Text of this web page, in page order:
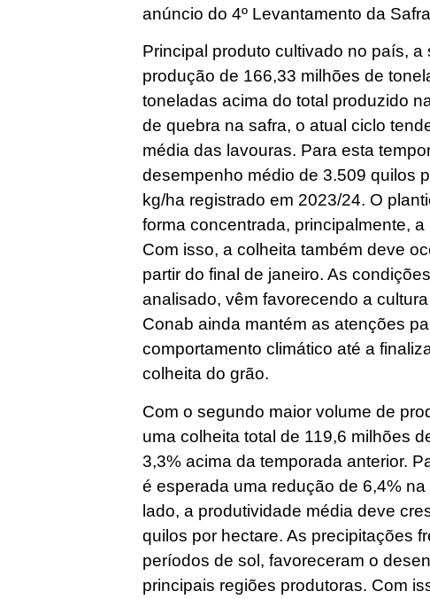
anúncio do 4º Levantamento da
Principal produto cultivado no país,
produção de 166,33 milhões de
toneladas acima do total produzido
de quebra na safra, o atual ciclo
média das lavouras. Para esta
desempenho médio de 3.509 quilos
kg/ha registrado em 2023/24. O
forma concentrada, principalmente,
Com isso, a colheita também deve
partir do final de janeiro. As
analisado, vêm favorecendo a
Conab ainda mantém as atenções
comportamento climático até a
colheita do grão.
Com o segundo maior volume de
uma colheita total de 119,6 milhões
3,3% acima da temporada anterior.
é esperada uma redução de 6,4%
lado, a produtividade média deve
quilos por hectare. As precipitações
períodos de sol, favoreceram o
principais regiões produtoras. Com